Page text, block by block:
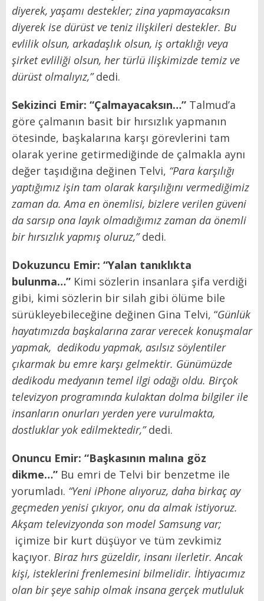
diyerek, yaşamı destekler; zina yapmayacaksın
diyerek ise dürüst ve teniz ilişkileri destekler. Bu
evlilik olsun, arkadaşlık olsun, iş ortaklığı veya
şirket evliliği olsun, her türlü ilişkimizde temiz ve
dürüst olmalıyız,”dedi.
Sekizinci Emir: “Çalmayacaksın…” Talmud’a
göre çalmanın basit bir hırsızlık yapmanın
ötesinde, başkalarına karşı görevlerini tam
olarak yerine getirmediğinde de çalmakla aynı
değer taşıdığına değinen Telvi, “Para karşılığı
yaptığımız işin tam olarak karşılığını vermediğimiz
zaman da. Ama en önemlisi, bizlere verilen güveni
da sarsıp ona layık olmadığımız zaman da önemli
bir hırsızlık yapmış oluruz,”dedi.
Dokuzuncu Emir: “Yalan tanıklıkta
bulunma…” Kimi sözlerin insanlara şifa verdiği
gibi, kimi sözlerin bir silah gibi ölüme bile
sürükleyebileceğine değinen Gina Telvi, “Günlük
hayatımızda başkalarına zarar verecek konuşmalar
yapmak, dedikodu yapmak, asılsız söylentiler
çıkarmak bu emre karşı gelmektir. Günümüzde
dedikodu medyanın temel ilgi odağı oldu. Birçok
televizyon programında kulaktan dolma bilgiler ile
insanların onurları yerden yere vurulmakta,
dostluklar yok edilmektedir,”dedi.
Onuncu Emir: “Başkasının malına göz
dikme…” Bu emri de Telvi bir benzetme ile
yorumladı. “Yeni iPhone alıyoruz, daha birkaç ay
geçmeden yenisi çıkıyor, onu da almak istiyoruz.
Akşam televizyonda son model Samsung var;
içimize bir kurt düşüyor ve tüm zevkimiz
kaçıyor. Biraz hırs güzeldir, insanı ilerletir. Ancak
kişi, isteklerini frenlemesini bilmelidir. İhtiyacımız
olan bir şeye sahip olmak insana gerçek mutluluk